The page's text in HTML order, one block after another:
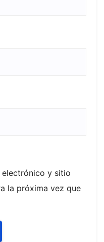
electrónico y sitio
la próxima vez que